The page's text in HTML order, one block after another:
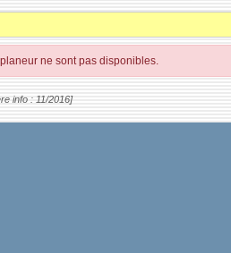
ne sont pas disponibles.
info : 11/2016]